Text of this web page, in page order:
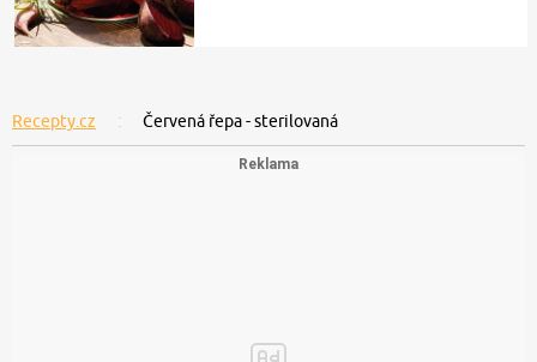
Recepty.cz Červená řepa - sterilovaná